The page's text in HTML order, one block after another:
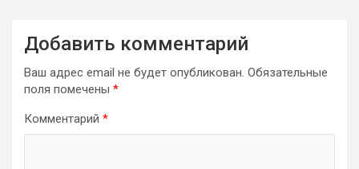
Добавить комментарий
Ваш адрес email не будет опубликован. Обязательные
поля помечены *
Комментарий *